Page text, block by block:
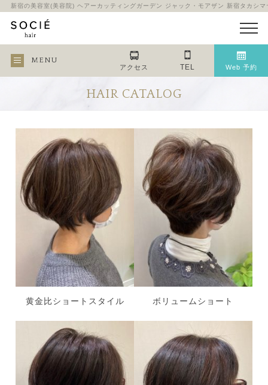
新宿の美容室(美容院) ヘアーカッティングガーデン ジャック・モアザン 新宿タカシ
MENU
アクセス TEL Web 予約
HAIR CATALOG
黄金比ショートスタイル ボリュームショート